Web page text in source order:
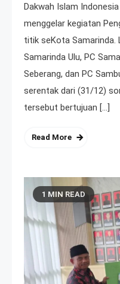
Dakwah Islam
menggelar kegiatan
titik seKota Samarinda.
Samarinda Ulu, PC
Seberang, dan PC
serentak dari (31/12)
tersebut bertujuan […]
Read More
1 MIN READ